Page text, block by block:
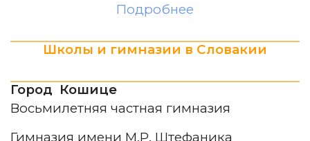
Подробнее
Школы и гимназии в Словакии
Город Кошице
Восьмилетняя частная гимназия
Гимназия имени М.Р. Штефаника